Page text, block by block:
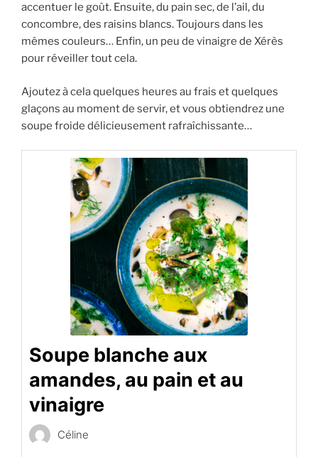
accentuer le goût. Ensuite, du pain sec, de l’ail, du
concombre, des raisins blancs. Toujours dans les
mêmes couleurs… Enfin, un peu de vinaigre de Xérès
pour réveiller tout cela.
Ajoutez à cela quelques heures au frais et quelques
glaçons au moment de servir, et vous obtiendrez une
soupe froide délicieusement rafraîchissante…
Soupe blanche aux
amandes, au pain et au
vinaigre
Céline